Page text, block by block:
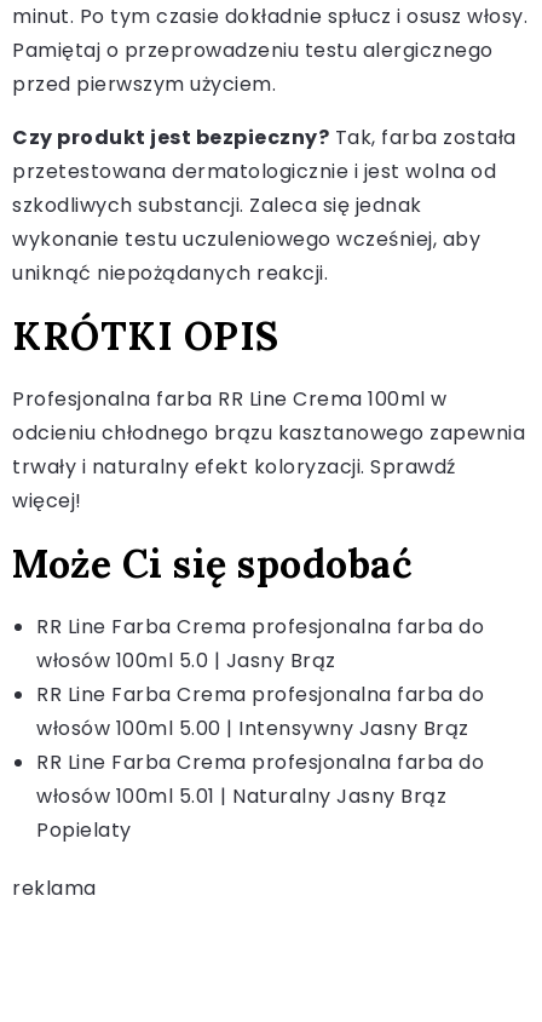
minut. Po tym czasie dokładnie spłucz i osusz włosy.
Pamiętaj o przeprowadzeniu testu alergicznego
przed pierwszym użyciem.
Czy produkt jest bezpieczny? Tak, farba została
przetestowana dermatologicznie i jest wolna od
szkodliwych substancji. Zaleca się jednak
wykonanie testu uczuleniowego wcześniej, aby
uniknąć niepożądanych reakcji.
KRÓTKI OPIS
Profesjonalna farba RR Line Crema 100ml w
odcieniu chłodnego brązu kasztanowego zapewnia
trwały i naturalny efekt koloryzacji. Sprawdź
więcej!
Może Ci się spodobać
RR Line Farba Crema profesjonalna farba do
włosów 100ml 5.0 | Jasny Brąz
RR Line Farba Crema profesjonalna farba do
włosów 100ml 5.00 | Intensywny Jasny Brąz
RR Line Farba Crema profesjonalna farba do
włosów 100ml 5.01 | Naturalny Jasny Brąz
Popielaty
reklama